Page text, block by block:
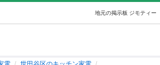
地元の掲示板 ジモティー